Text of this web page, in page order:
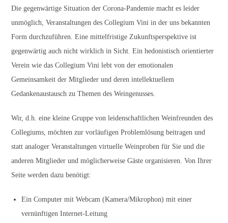
Die gegenwärtige Situation der Corona-Pandemie macht es leider
unmöglich, Veranstaltungen des Collegium Vini in der uns bekannten
Form durchzuführen. Eine mittelfristige Zukunftsperspektive ist
gegenwärtig auch nicht wirklich in Sicht. Ein hedonistisch orientierter
Verein wie das Collegium Vini lebt von der emotionalen
Gemeinsamkeit der Mitglieder und deren intellektuellem
Gedankenaustausch zu Themen des Weingenusses.
Wir, d.h. eine kleine Gruppe von leidenschaftlichen Weinfreunden des
Collegiums, möchten zur vorläufigen Problemlösung beitragen und
statt analoger Veranstaltungen virtuelle Weinproben für Sie und die
anderen Mitglieder und möglicherweise Gäste organisieren. Von Ihrer
Seite werden dazu benötigt:
Ein Computer mit Webcam (Kamera/Mikrophon) mit einer
vernünftigen Internet-Leitung